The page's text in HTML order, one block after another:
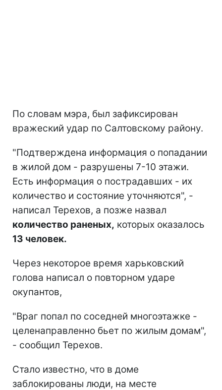
По словам мэра, был зафиксирован
вражеский удар по Салтовскому району.
"Подтверждена информация о попадании
в жилой дом - разрушены 7-10 этажи.
Есть информация о пострадавших - их
количество и состояние уточняются", -
написал Терехов, а позже назвал
количество раненых, которых оказалось
13 человек.
Через некоторое время харьковский
голова написал о повторном ударе
окупантов,
"Враг попал по соседней многоэтажке -
целенаправленно бьет по жилым домам",
- сообщил Терехов.
Стало известно, что в доме
заблокированы люди, на месте